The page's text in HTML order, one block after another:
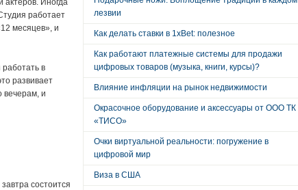
Иногда
работает
месяцев», и
в
развивает
вечерам, и
состоится
лезвии
Как делать ставки в 1xBet: полезное
Как работают платежные системы для продажи
цифровых товаров (музыка, книги, курсы)?
Влияние инфляции на рынок недвижимости
Окрасочное оборудование и аксессуары от ООО ТК
«ТИСО»
Очки виртуальной реальности: погружение в
цифровой мир
Виза в США